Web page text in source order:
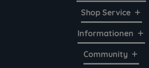
Shop Service
Informationen
Community